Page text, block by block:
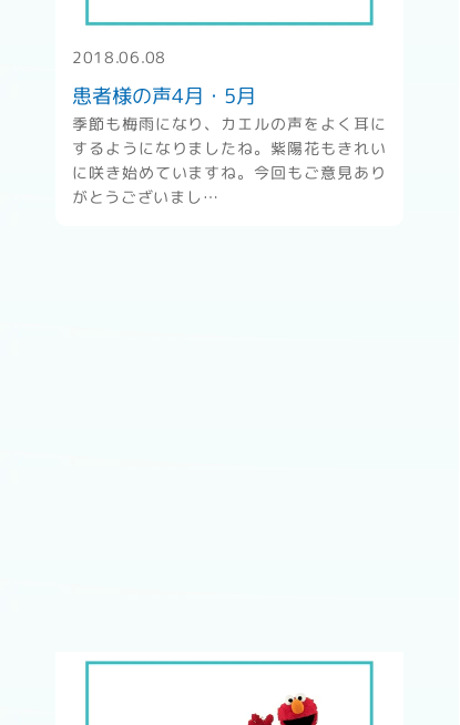
2018.06.08
患者様の声4月・5月
季節も梅雨になり、カエルの声をよく耳に
するようになりましたね。紫陽花もきれい
に咲き始めていますね。今回もご意見あり
がとうございまし…